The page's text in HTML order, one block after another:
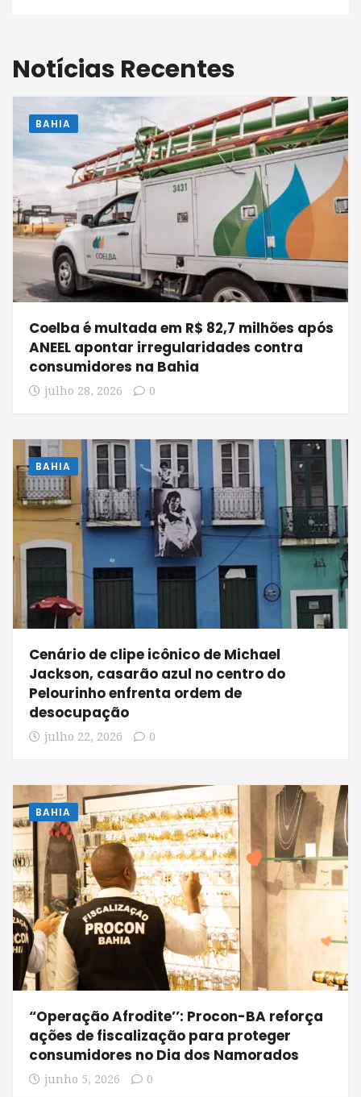
Notícias Recentes
BAHIA
Coelba é multada em R$ 82,7 milhões após
ANEEL apontar irregularidades contra
consumidores na Bahia
julho 28, 2026 0
BAHIA
Cenário de clipe icônico de Michael
Jackson, casarão azul no centro do
Pelourinho enfrenta ordem de
desocupação
julho 22, 2026 0
BAHIA
“Operação Afrodite’’: Procon-BA reforça
ações de fiscalização para proteger
consumidores no Dia dos Namorados
junho 5, 2026 0